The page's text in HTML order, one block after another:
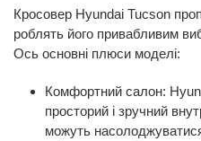
Кросовер Hyundai Tucson
роблять його привабливим
Ось основні плюси моделі:
Комфортний салон:
просторий і зручний
можуть